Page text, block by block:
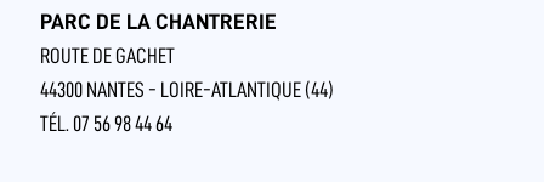
PARC DE LA CHANTRERIE
ROUTE DE GACHET
44300 NANTES - LOIRE-ATLANTIQUE (44)
TÉL. 07 56 98 44 64